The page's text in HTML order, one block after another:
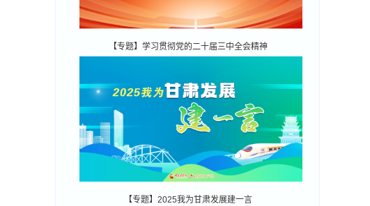
【专题】学习贯彻党的二十届三中全会精神
【专题】2025我为甘肃发展建一言